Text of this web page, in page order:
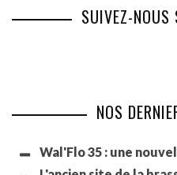
SUIVEZ-NOUS
NOS
Wal'Flo 35 : une